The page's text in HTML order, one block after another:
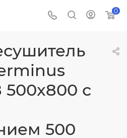
0
с
500